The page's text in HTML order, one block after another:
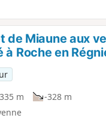
Massifs du
du Pilat et enfin du
d'orientation.
de Miaune aux
Roche en
m
-328 m